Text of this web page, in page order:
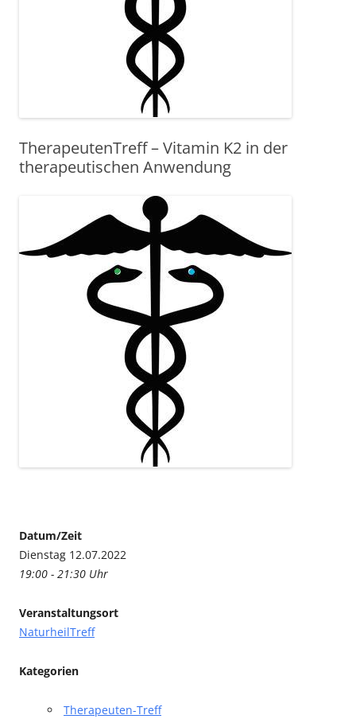
TherapeutenTreff – Vitamin K2 in der
therapeutischen Anwendung
Datum/Zeit
Dienstag 12.07.2022
19:00 - 21:30 Uhr
Veranstaltungsort
NaturheilTreff
Kategorien
Therapeuten-Treff